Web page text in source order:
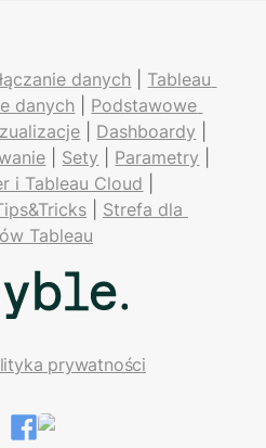
danych
Tableau
danych
Podstawowe
Dashboardy
Sety Parametry
i Tableau Cloud
| Strefa dla
Tableau
prywatności
Facebook